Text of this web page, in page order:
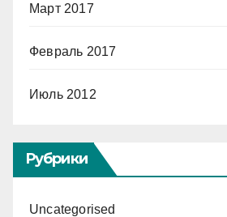
Март 2017
Февраль 2017
Июль 2012
Рубрики
Uncategorised